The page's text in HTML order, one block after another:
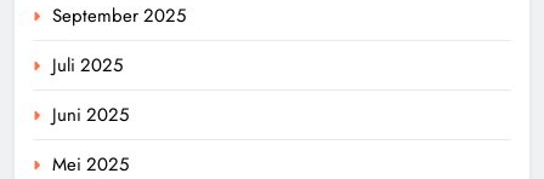
September 2025
Juli 2025
Juni 2025
Mei 2025